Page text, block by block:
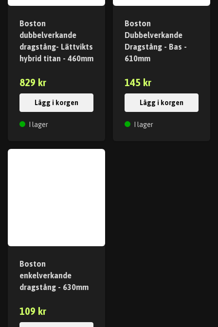
Boston
dubbelverkande
dragstång- Lättvikts
hybrid titan - 460mm
829 kr
Lägg i korgen
I lager
Boston
Dubbelverkande
Dragstång - Bas -
610mm
145 kr
Lägg i korgen
I lager
Boston
enkelverkande
dragstång - 630mm
109 kr